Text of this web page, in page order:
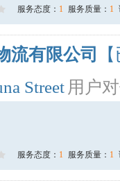
服务态度： 1 服务质量： 1
流有限公司
Street 用户
服务态度： 1 服务质量： 1